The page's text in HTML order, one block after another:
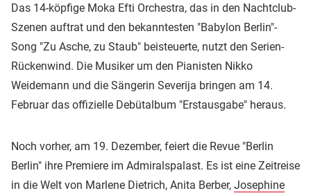
Das 14-köpfige Moka Efti Orchestra, das in den Nachtclub-
Szenen auftrat und den bekanntesten "Babylon Berlin"-
Song "Zu Asche, zu Staub" beisteuerte, nutzt den Serien-
Rückenwind. Die Musiker um den Pianisten Nikko
Weidemann und die Sängerin Severija bringen am 14.
Februar das offizielle Debütalbum "Erstausgabe" heraus.
Noch vorher, am 19. Dezember, feiert die Revue "Berlin
Berlin" ihre Premiere im Admiralspalast. Es ist eine Zeitreise
in die Welt von Marlene Dietrich, Anita Berber, Josephine